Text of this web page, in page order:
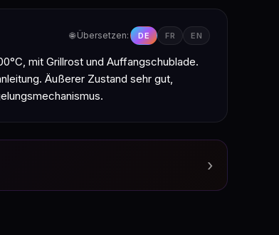
🌐 Übersetzen: DE FR EN
mit Grillrost und Auffangschublade.
Äußerer Zustand sehr gut,
›